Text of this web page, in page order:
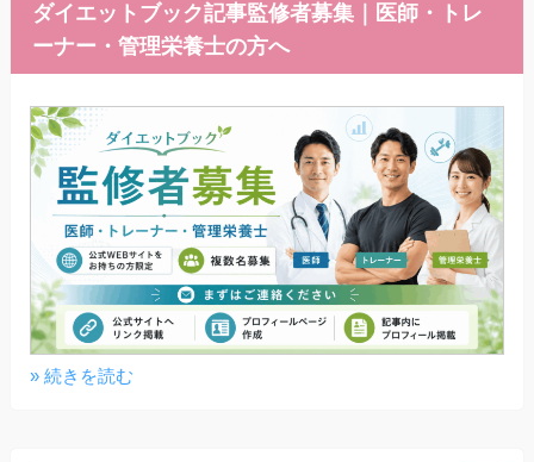
ダイエットブック記事監修者募集｜医師・トレ
ーナー・管理栄養士の方へ
» 続きを読む